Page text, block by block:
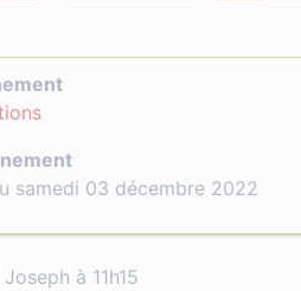
samedi 03 décembre 2022
à 11h15